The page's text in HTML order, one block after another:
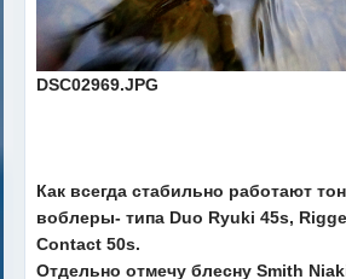
DSC02969.JPG
Как всегда стабильно работают
воблеры- типа Duo Ryuki 45s,
Contact 50s.
Отдельно отмечу блесну Smith